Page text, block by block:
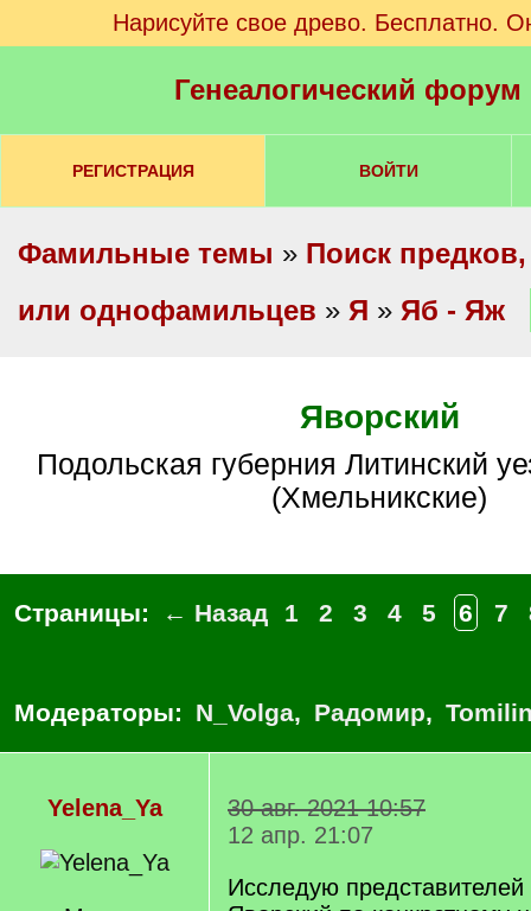
Нарисуйте свое древо. Бесплатно.
Генеалогический
РЕГИСТРАЦИЯ ВОЙТИ
Фамильные темы » Поиск
или однофамильцев » Я » Яб - Яж
Яворский
Подольская губерния Литинский уезд с. Голодьки
(Хмельникские)
Страницы: ← Назад 1 2 3 4 5 6 7
Модераторы: N_Volga, Радомир,
Yelena_Ya
30 авг. 2021 10:57
12 апр. 21:07
Исследую